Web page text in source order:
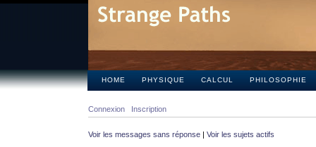
HOME PHYSIQUE CALCUL PHILOSOPHIE
Connexion Inscription
Voir les messages sans réponse | Voir les sujets actifs